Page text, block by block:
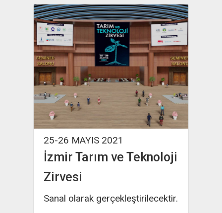
16-19 Kasım 2021
If Wedding Fashion
İzmir
Hybrit olarak